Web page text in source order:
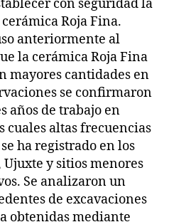
con seguridad la
Roja Fina.
anteriormente al
la cerámica Roja Fina
mayores cantidades en
se confirmaron
años de trabajo en
cuales altas frecuencias
ha registrado en los
Ujuxte y sitios menores
Se analizaron un
de excavaciones
obtenidas mediante